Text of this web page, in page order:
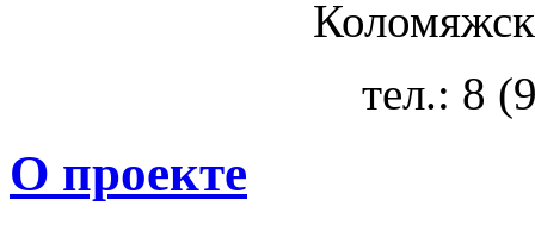
тел.: 8
О проекте